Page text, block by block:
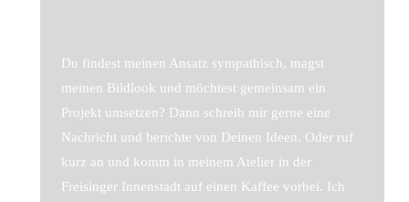
Du findest meinen Ansatz sympathisch, magst
meinen Bildlook und möchtest gemeinsam ein
Projekt umsetzen? Dann schreib mir gerne eine
Nachricht und berichte von Deinen Ideen. Oder ruf
kurz an und komm in meinem Atelier in der
Freisinger Innenstadt auf einen Kaffee vorbei. Ich